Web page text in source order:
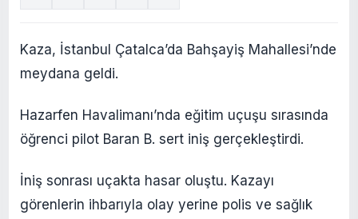
Kaza, İstanbul Çatalca’da Bahşayiş Mahallesi’nde
meydana geldi.
Hazarfen Havalimanı’nda eğitim uçuşu sırasında
öğrenci pilot Baran B. sert iniş gerçekleştirdi.
İniş sonrası uçakta hasar oluştu. Kazayı
görenlerin ihbarıyla olay yerine polis ve sağlık